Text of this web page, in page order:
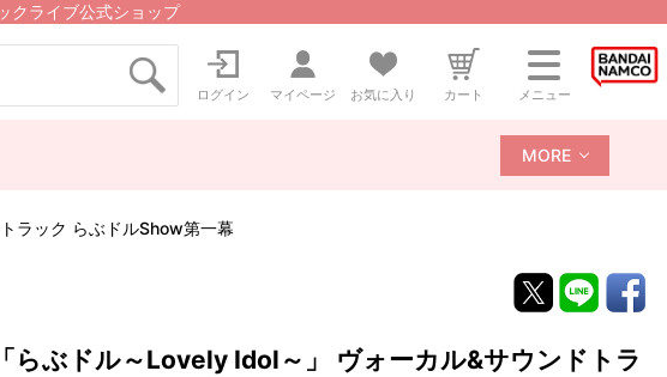
クライブ公式ショップ
ログイン マイページ お気に入り カート メニュー
MORE
ラック らぶドルShow第一幕
ぶドル～Lovely Idol～」 ヴォーカル&サウンドトラ